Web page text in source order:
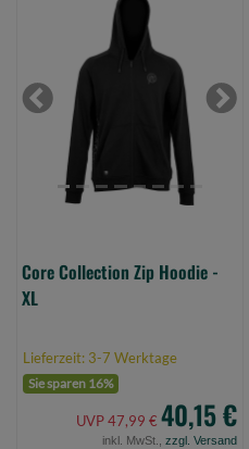
Hoodie
- Previous Next
Core Collection Zip Hoodie -
XL
Lieferzeit: 3-7 Werktage
Sie sparen 16%
UVP 47,99 € 40,15 €
inkl. MwSt., zzgl. Versand